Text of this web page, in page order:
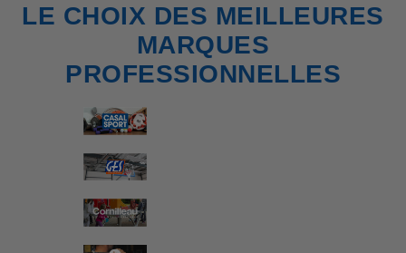
LE CHOIX DES MEILLEURES
MARQUES
PROFESSIONNELLES